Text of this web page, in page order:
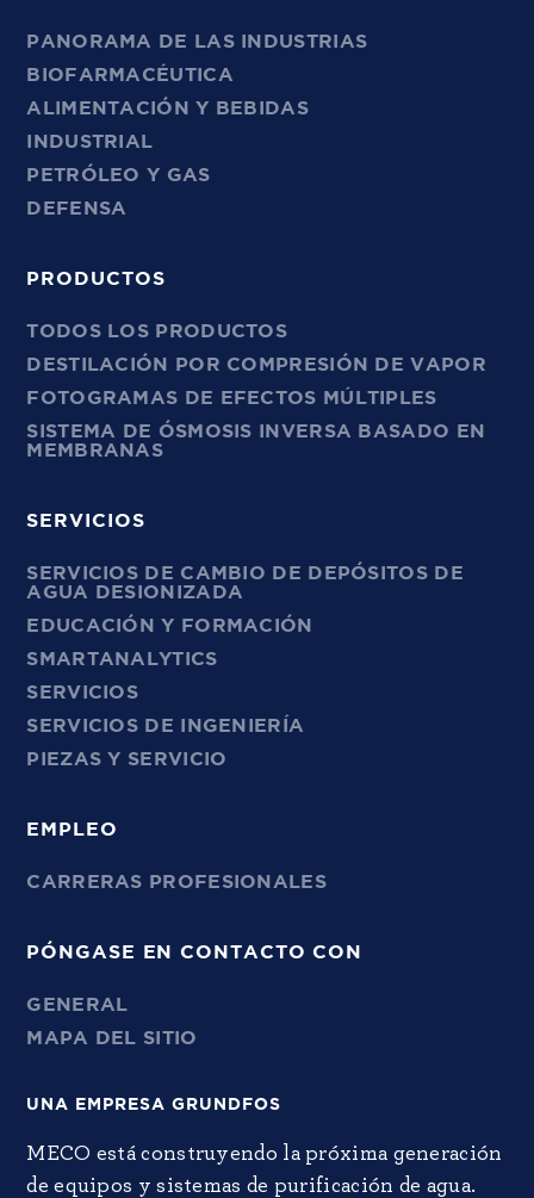
PANORAMA DE LAS INDUSTRIAS
BIOFARMACÉUTICA
ALIMENTACIÓN Y BEBIDAS
INDUSTRIAL
PETRÓLEO Y GAS
DEFENSA
PRODUCTOS
TODOS LOS PRODUCTOS
DESTILACIÓN POR COMPRESIÓN DE VAPOR
FOTOGRAMAS DE EFECTOS MÚLTIPLES
SISTEMA DE ÓSMOSIS INVERSA BASADO EN
MEMBRANAS
SERVICIOS
SERVICIOS DE CAMBIO DE DEPÓSITOS DE
AGUA DESIONIZADA
EDUCACIÓN Y FORMACIÓN
SMARTANALYTICS
SERVICIOS
SERVICIOS DE INGENIERÍA
PIEZAS Y SERVICIO
EMPLEO
CARRERAS PROFESIONALES
PÓNGASE EN CONTACTO CON
GENERAL
MAPA DEL SITIO
UNA EMPRESA GRUNDFOS
MECO está construyendo la próxima generación
de equipos y sistemas de purificación de agua.